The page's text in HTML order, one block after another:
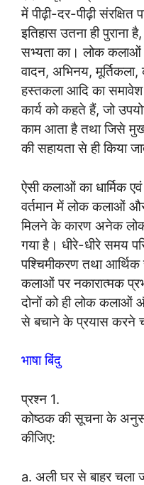
में पीढ़ी-दर-पीढ़ी
इतिहास उतना ही पुराना
सभ्यता का। लोक कलाओं
वादन, अभिनय,
हस्तकला आदि का
कार्य को कहते हैं, जो
काम आता है तथा जिसे
की सहायता से ही किया
ऐसी कलाओं का धार्मिक
वर्तमान में लोक कलाओं
मिलने के कारण अनेक
गया है। धीरे-धीरे समय
पश्चिमीकरण तथा
कलाओं पर नकारात्मक
दोनों को ही लोक कलाओं
से बचाने के प्रयास करने
भाषा बिंदु
प्रश्न 1.
कोष्ठक की सूचना के
कीजिए:
a. अली घर से बाहर चला